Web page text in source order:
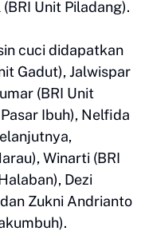
Unit Piladang).
cuci didapatkan
Gadut), Jalwispar
(BRI Unit
Ibuh), Nelfida
Winarti (BRI
Dezi
Zukni Andrianto